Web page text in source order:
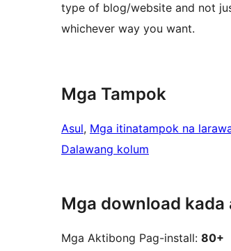
type of blog/website and not
whichever way you want.
Mga Tampok
Asul, Mga itinatampok na
Dalawang kolum
Mga download kada
Mga Aktibong Pag-install: 80+